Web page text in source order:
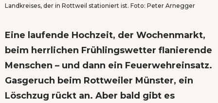
Landkreises, der in Rottweil stationiert ist. Foto: Peter Arnegger
Eine laufende Hochzeit, der Wochenmarkt,
beim herrlichen Frühlingswetter flanierende
Menschen – und dann ein Feuerwehreinsatz.
Gasgeruch beim Rottweiler Münster, ein
Löschzug rückt an. Aber bald gibt es